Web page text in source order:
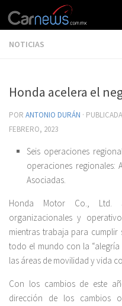
NOTICIAS
Honda acelera el
POR ANTONIO DURÁN · PUBLICADA
FEBRERO, 2023
Seis operaciones
operaciones regionales:
Asociadas.
Honda Motor Co., Ltd.
organizacionales y
mientras trabaja para
todo el mundo con la
las áreas de movilidad y vida
Con los cambios de este
dirección de los cambios